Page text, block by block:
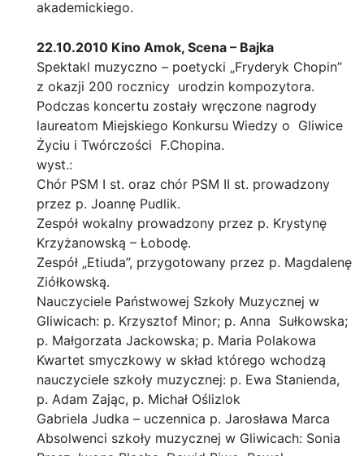
akademickiego.
22.10.2010 Kino Amok, Scena – Bajka
Spektakl muzyczno – poetycki „Fryderyk Chopin”
z okazji 200 rocznicy urodzin kompozytora.
Podczas koncertu zostały wręczone nagrody
laureatom Miejskiego Konkursu Wiedzy o Gliwice
Życiu i Twórczości F.Chopina.
wyst.:
Chór PSM I st. oraz chór PSM II st. prowadzony
przez p. Joannę Pudlik.
Zespół wokalny prowadzony przez p. Krystynę
Krzyżanowską – Łobodę.
Zespół „Etiuda”, przygotowany przez p. Magdalenę
Ziółkowską.
Nauczyciele Państwowej Szkoły Muzycznej w
Gliwicach: p. Krzysztof Minor; p. Anna Sułkowska;
p. Małgorzata Jackowska; p. Maria Polakowa
Kwartet smyczkowy w skład którego wchodzą
nauczyciele szkoły muzycznej: p. Ewa Stanienda,
p. Adam Zając, p. Michał Oślizlok
Gabriela Judka – uczennica p. Jarosława Marca
Absolwenci szkoły muzycznej w Gliwicach: Sonia